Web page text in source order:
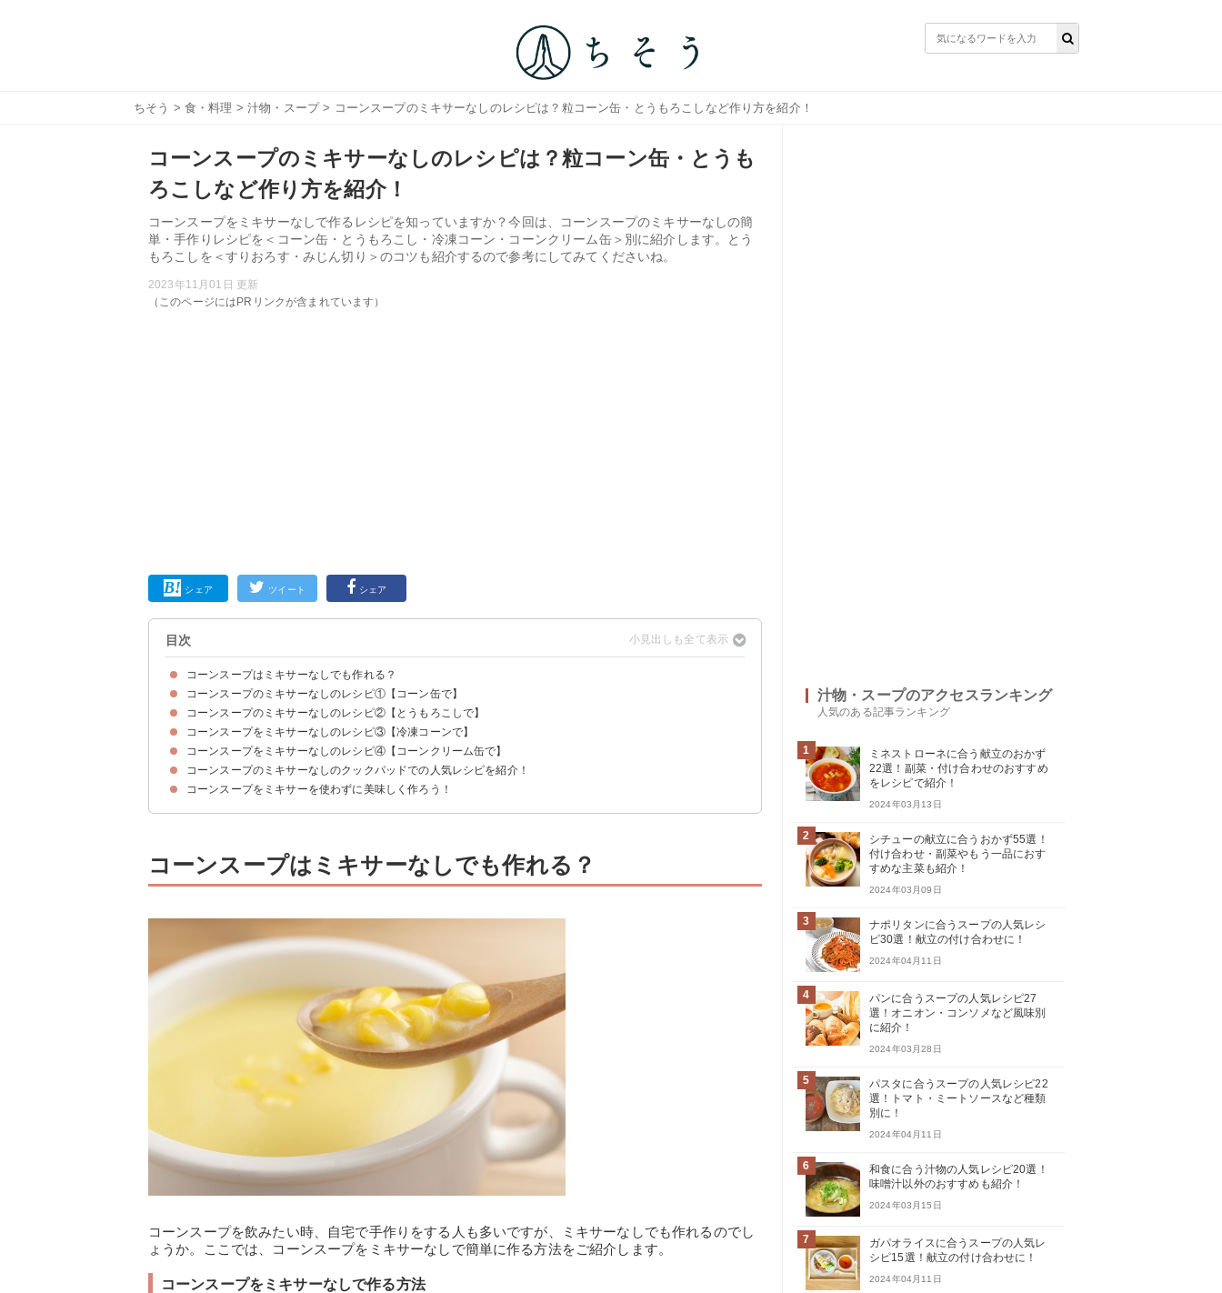
ちそう > 食・料理 >汁物・スープ> コーンスープのミキサーなしのレシピは？粒コーン缶・とうもろこしなど作り方を紹介！
コーンスープのミキサーなしのレシピは？粒コーン缶・とうも
ろこしなど作り方を紹介！
コーンスープをミキサーなしで作るレシピを知っていますか？今回は、コーンスープのミキサーなしの簡
単・手作りレシピを＜コーン缶・とうもろこし・冷凍コーン・コーンクリーム缶＞別に紹介します。とう
もろこしを＜すりおろす・みじん切り＞のコツも紹介するので参考にしてみてくださいね。
2023年11月01日 更新
（このページにはPRリンクが含まれています）
シェア ツイート シェア
目次
コーンスープはミキサーなしでも作れる？
コーンスープをミキサーなしで作る方法
コーンスープのミキサーなしのレシピ①【コーン缶で】
コーンスープのコーン缶での作り方・手順
ポイント①みじん切りの際に食感を調整する
ポイント②おたまでとうもろこしを潰す
コーンスープのミキサーなしのレシピ②【とうもろこしで】
コーンスープのコーン缶での作り方・手順【すりおろし】
とうもろこしをすりおろす時のコツ
コーンスープのコーン缶での作り方・手順【みじん切り】
とうもろこしをみじん切りにする時のコツ
コーンスープをミキサーなしのレシピ③【冷凍コーンで】
コーンスープの冷凍コーンでの作り方・手順
コーンスープをミキサーなしのレシピ④【コーンクリーム缶で】
コーンスープのコーンクリーム缶での作り方・手順
コーンスープのミキサーなしのクックパッドでの人気レシピを紹介！
①とうもろしで作るコーンスープ
②コーンクリーム缶で作るコーンスープ
③冷凍コーンと甘酒のコーンスープ
コーンスープをミキサーを使わずに美味しく作ろう！
コーンスープはミキサーなしでも作れる？
コーンスープを飲みたい時、自宅で手作りをする人も多いですが、ミキサーなしでも作れるのでし
ょうか。ここでは、コーンスープをミキサーなしで簡単に作る方法をご紹介します。
コーンスープをミキサーなしで作る方法
汁物・スープのアクセスランキング
人気のある記事ランキング
1
ミネストローネに合う献立のおかず
22選！副菜・付け合わせのおすすめ
をレシピで紹介！
2024年03月13日
2
シチューの献立に合うおかず55選！
付け合わせ・副菜やもう一品におす
すめな主菜も紹介！
2024年03月09日
3
ナポリタンに合うスープの人気レシ
ピ30選！献立の付け合わせに！
2024年04月11日
4
パンに合うスープの人気レシピ27
選！オニオン・コンソメなど風味別
に紹介！
2024年03月28日
5
パスタに合うスープの人気レシピ22
選！トマト・ミートソースなど種類
別に！
2024年04月11日
6
和食に合う汁物の人気レシピ20選！
味噌汁以外のおすすめも紹介！
2024年03月15日
7
ガパオライスに合うスープの人気レ
シピ15選！献立の付け合わせに！
2024年04月11日